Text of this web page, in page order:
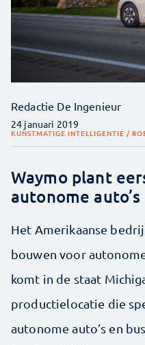
Redactie De Ingenieur
24 januari 2019
KUNSTMATIGE INTELLIGENTIE /
Waymo plant
autonome auto’s
Het Amerikaanse
bouwen voor
komt in de staat
productielocatie die
autonome auto’s en